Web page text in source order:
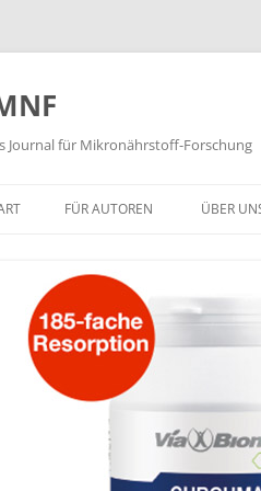
Journal für Mikronährstoff-Forschung
FÜR AUTOREN ÜBER